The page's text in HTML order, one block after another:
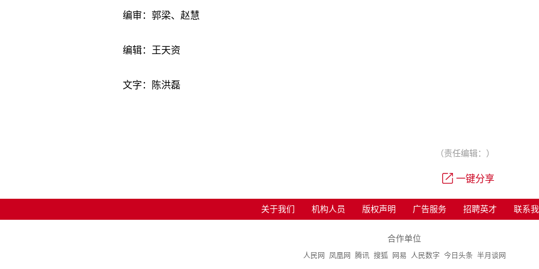
编审：郭梁、赵慧
编辑：王天资
文字：陈洪磊
（责任编辑：）
一键分享
关于我们 机构人员 版权声明 广告服务 招聘英才 联系
合作单位
人民网 凤凰网 腾讯 搜狐 网易 人民数字 今日头条 半月谈网